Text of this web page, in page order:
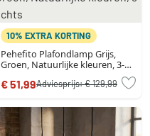
10% EXTRA KORTING
Pehefito Plafondlamp Grijs,
Groen, Natuurlijke kleuren, 3-
€ 51,99Adviesprijs:€ 129,99